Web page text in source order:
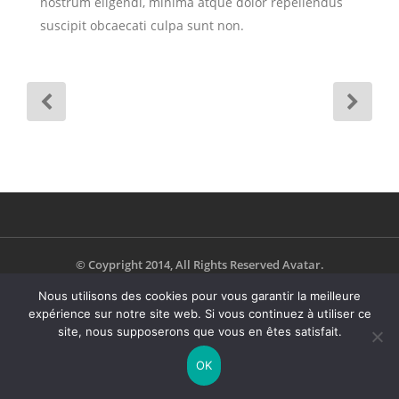
suscipit obcaecati culpa sunt non.
© Coypright 2014, All Rights Reserved Avatar.
Nous utilisons des cookies pour vous garantir la meilleure
expérience sur notre site web. Si vous continuez à utiliser ce
site, nous supposerons que vous en êtes satisfait.
OK